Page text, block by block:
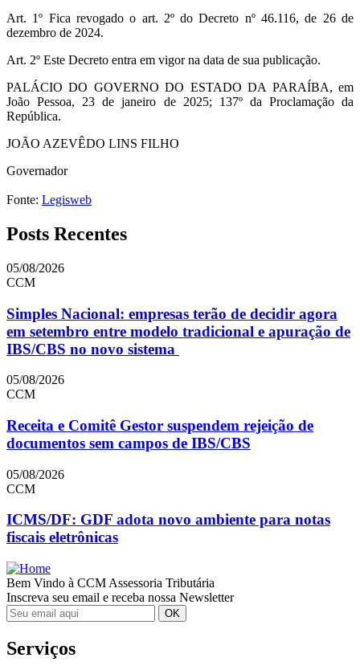
Art. 1º Fica revogado o art. 2º do Decreto nº 46.116, de 26 de
dezembro de 2024.
Art. 2º Este Decreto entra em vigor na data de sua publicação.
PALÁCIO DO GOVERNO DO ESTADO DA PARAÍBA, em
João Pessoa, 23 de janeiro de 2025; 137º da Proclamação da
República.
JOÃO AZEVÊDO LINS FILHO
Governador
Fonte: Legisweb
Posts Recentes
05/08/2026
CCM
Simples Nacional: empresas terão de decidir agora
em setembro entre modelo tradicional e apuração de
IBS/CBS no novo sistema
05/08/2026
CCM
Receita e Comitê Gestor suspendem rejeição de
documentos sem campos de IBS/CBS
05/08/2026
CCM
ICMS/DF: GDF adota novo ambiente para notas
fiscais eletrônicas
Bem Vindo à CCM Assessoria Tributária
Inscreva seu email e receba nossa Newsletter
Serviços